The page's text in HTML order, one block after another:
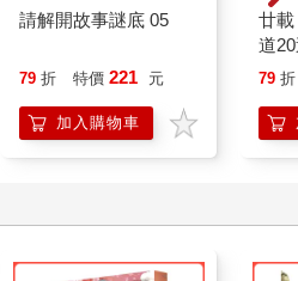
請解開故事謎底 05
79 折 特價 221 元
加入購物車
廿
道
79 折